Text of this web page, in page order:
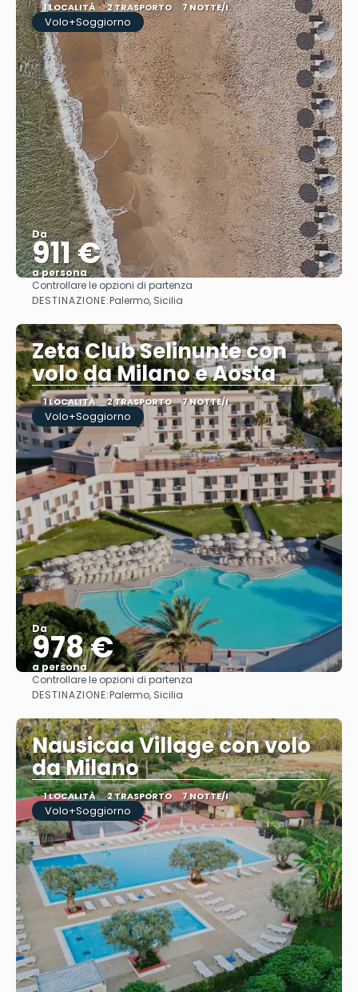
1 LOCALITÀ 2 TRASPORTO 7 NOTTE/I
Volo+Soggiorno
Da
911 €
a persona
Vedere
Controllare le opzioni di partenza
DESTINAZIONE:Palermo, Sicilia
Zeta Club Selinunte con
volo da Milano e Aosta
1 LOCALITÀ 2 TRASPORTO 7 NOTTE/I
Volo+Soggiorno
Da
978 €
a persona
Vedere
Controllare le opzioni di partenza
DESTINAZIONE:Palermo, Sicilia
Nausicaa Village con volo
da Milano
1 LOCALITÀ 2 TRASPORTO 7 NOTTE/I
Volo+Soggiorno